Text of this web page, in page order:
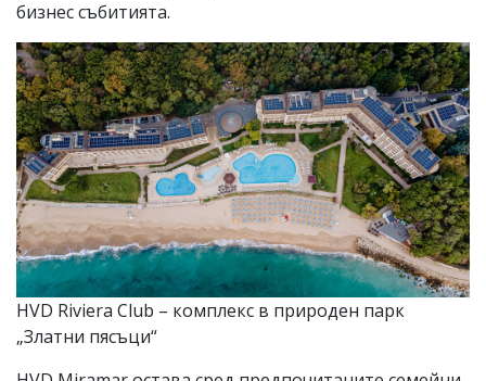
бизнес събитията.
HVD Riviera Club – комплекс в природен парк
„Златни пясъци“